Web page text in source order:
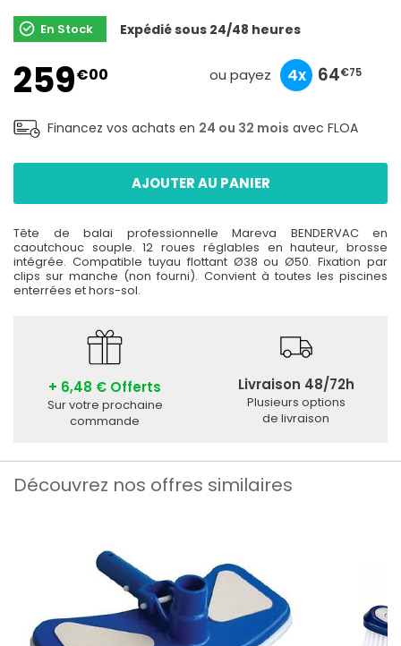
En Stock Expédié sous 24/48 heures
259€00 ou payez
86€33 4x 64€75
25€90
Financez vos achats en 24 ou 32 mois avec FLOA
AJOUTER AU PANIER
Tête de balai professionnelle Mareva BENDERVAC en
caoutchouc souple. 12 roues réglables en hauteur, brosse
intégrée. Compatible tuyau flottant Ø38 ou Ø50. Fixation par
clips sur manche (non fourni). Convient à toutes les piscines
enterrées et hors-sol.
+ 6,48 € Offerts
Sur votre prochaine
commande
Livraison 48/72h
Plusieurs options
de livraison
Découvrez nos offres similaires